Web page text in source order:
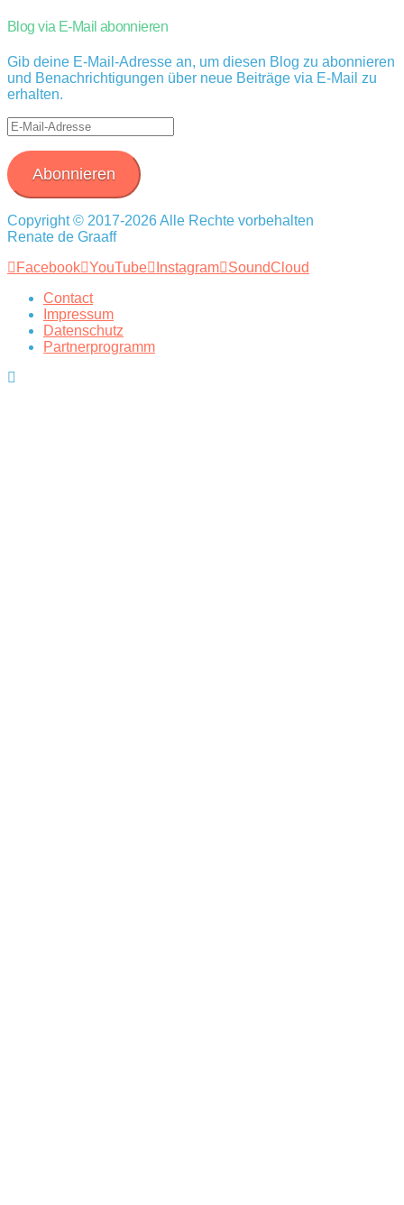
Blog via E-Mail abonnieren
Gib deine E-Mail-Adresse an, um diesen Blog zu abonnieren
und Benachrichtigungen über neue Beiträge via E-Mail zu
erhalten.
E-
Mail-
Adresse
Abonnieren
Copyright © 2017-2026 Alle Rechte vorbehalten
Renate de Graaff
Facebook YouTube Instagram
SoundCloud
Contact
Impressum
Datenschutz
Partnerprogramm